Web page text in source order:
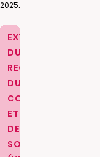
2025.
EXTRAIT
DU
REGISTRE
DU
COMMERCE
ET
DES
SOCIETES